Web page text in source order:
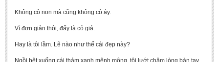
Không cỏ non mà cũng không cỏ áy.
Vì đơn giản thôi, đấy là cỏ giả.
Hay là tôi lầm. Lẽ nào như thế cái đẹp này?
Ngồi bệt xuống cái thảm xanh mênh mông, tôi lướt chậm lòng bàn tay